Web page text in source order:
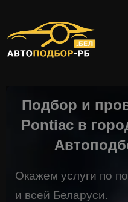
Подбор и
Pontiac в
Окажем услуги по
и всей Беларуси.